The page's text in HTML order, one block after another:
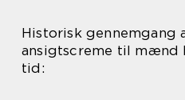
Historisk gennemgang
ansigtscreme til mænd
tid: